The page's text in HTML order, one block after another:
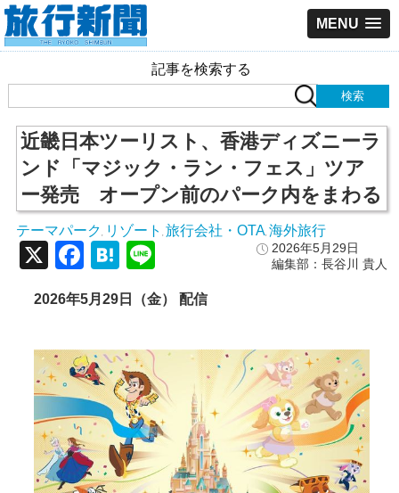
MENU
記事を検索する
近畿日本ツーリスト、香港ディズニーラ
ンド「マジック・ラン・フェス」ツア
ー発売 オープン前のパーク内をまわる
テーマパーク リゾート 旅行会社・OTA, 海外旅行
2026年5月29日
編集部：長谷川 貴人
X Facebook
Hatena
2026年5月29日（金） 配信